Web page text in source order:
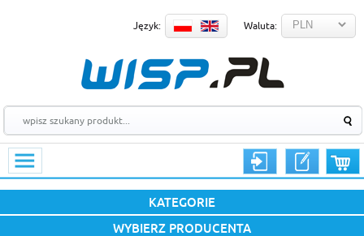
Język: Waluta:
KATEGORIE
WYBIERZ PRODUCENTA